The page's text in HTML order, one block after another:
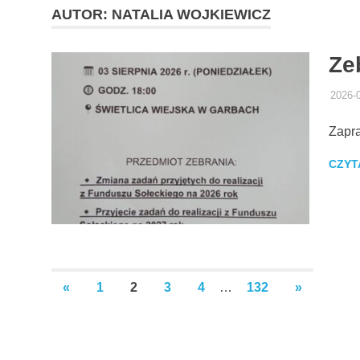
AUTOR: NATALIA WOJKIEWICZ
2026-
Stronicowanie
« PREVIOUS
1 2 3 4 … 132
NEXT
»